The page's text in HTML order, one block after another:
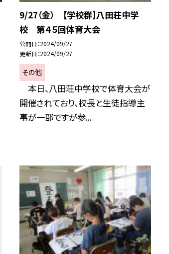
9/27（金） 【学校群】八田荘中学
校 第４５回体育大会
公開日 2024/09/27
更新日 2024/09/27
その他
本日、八田荘中学校で体育大会が
開催されており、校長と生徒指導主
事が一部ですが参...